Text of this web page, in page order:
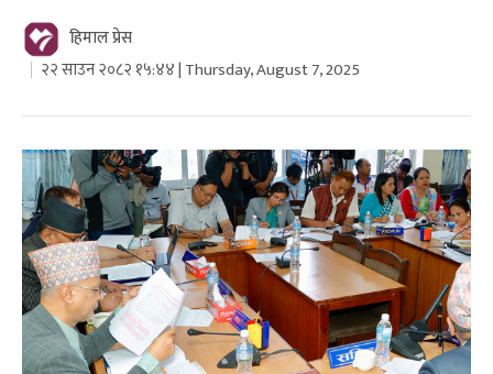
हिमाल प्रेस
२२ साउन २०८२ १५:४४ | Thursday, August 7, 2025